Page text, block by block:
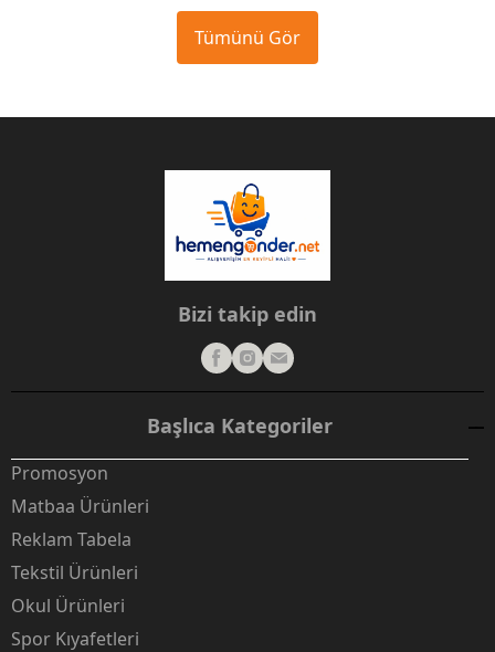
Tümünü Gör
Bizi takip edin
Başlıca Kategoriler
Promosyon
Matbaa Ürünleri
Reklam Tabela
Tekstil Ürünleri
Okul Ürünleri
Spor Kıyafetleri